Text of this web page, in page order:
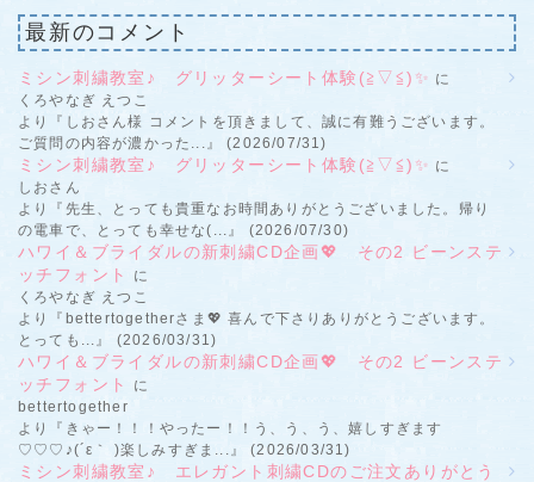
最新のコメント
ミシン刺繍教室♪ グリッターシート体験(≧▽≦)✨ に
くろやなぎ えつこ
より『しおさん様 コメントを頂きまして、誠に有難うございます。
ご質問の内容が濃かった...』 (2026/07/31)
ミシン刺繍教室♪ グリッターシート体験(≧▽≦)✨ に
しおさん
より『先生、とっても貴重なお時間ありがとうございました。帰り
の電車で、とっても幸せな(...』 (2026/07/30)
ハワイ＆ブライダルの新刺繍CD企画💖 その2 ビーンステ
ッチフォント
に
くろやなぎ えつこ
より『bettertogetherさま💖 喜んで下さりありがとうございます。
とっても...』 (2026/03/31)
ハワイ＆ブライダルの新刺繍CD企画💖 その2 ビーンステ
ッチフォント
に
bettertogether
より『きゃー！！！やったー！！う、う、う、嬉しすぎます
♡♡♡♪(´ε｀ )楽しみすぎま...』 (2026/03/31)
ミシン刺繍教室♪ エレガント刺繍CDのご注文ありがとう